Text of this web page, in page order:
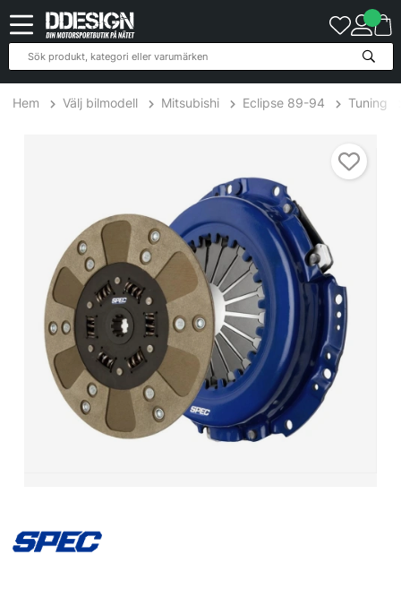
Hem Välj bilmodell Mitsubishi Eclipse 89-94 Tuning